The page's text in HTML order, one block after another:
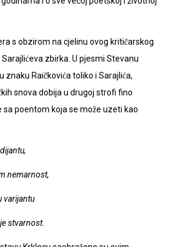
s obzirom na cjelinu ovog kritičarskog
zbirka. U pjesmi Stevanu
znaku Raičkovića toliko i Sarajlića,
snova dobija u drugoj strofi fino
sa poentom koja se može uzeti kao
nemarnost,
varijantu
stvarnost.